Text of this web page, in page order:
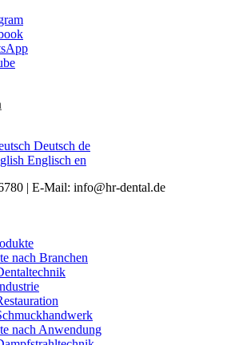
Deutsch de
Englisch en
| E-Mail: info@hr-dental.de
nach Branchen
nach Anwendung